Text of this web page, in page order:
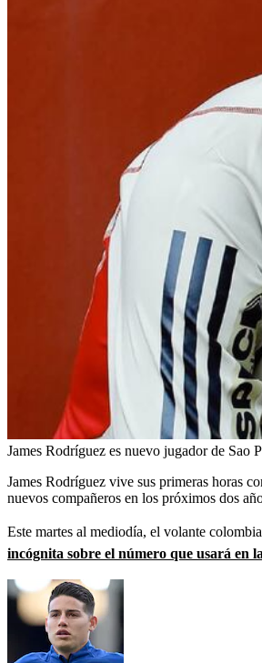
James Rodríguez es nuevo jugador de Sao
James Rodríguez vive sus primeras horas
nuevos compañeros en los próximos dos
Este martes al mediodía, el volante
incógnita sobre el número que usará en